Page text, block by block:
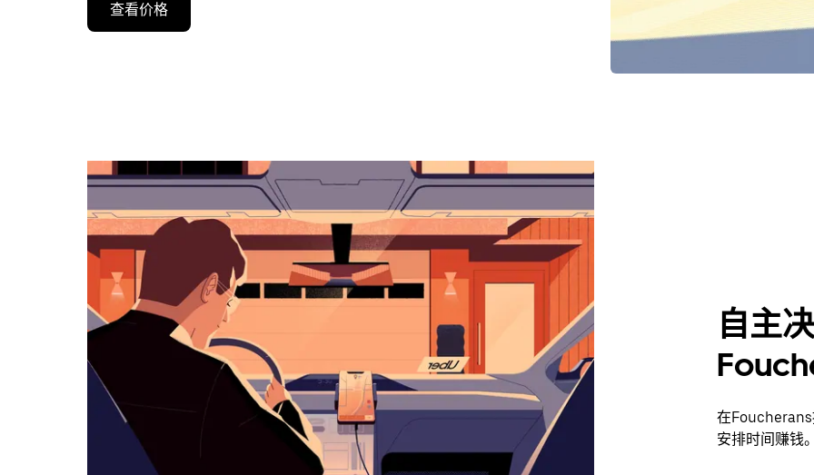
向
览
历
日
期。
退
查看价格
自主
在
安排时间赚钱